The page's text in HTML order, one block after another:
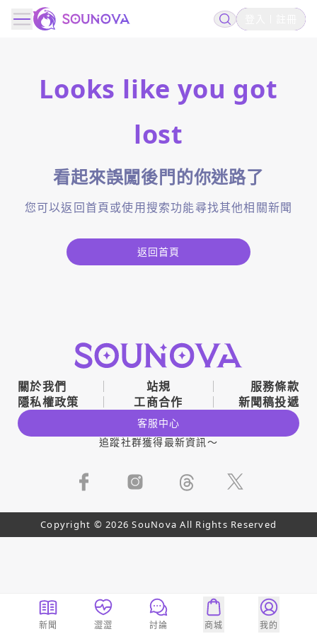
Looks like you got
lost
看起來誤闖後門的你迷路了
您可以返回首頁或使用搜索功能尋找其他相關新聞
返回首頁
關於我們 站規
服務條款
隱私權政策
工商合作 新聞稿投遞
客服中心
追蹤社群獲得最新資訊～
Copyright © 2026 SouNova All Rights Reserved
新聞 澀澀 討論 商城 我的